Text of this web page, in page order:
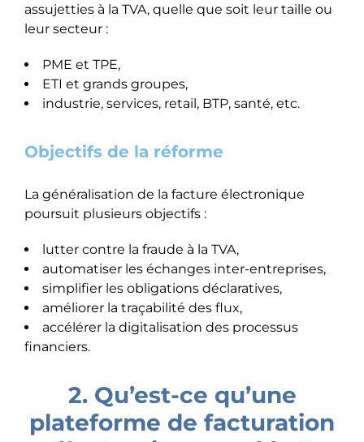
assujetties à la TVA, quelle que soit leur taille ou
leur secteur :
PME et TPE,
ETI et grands groupes,
industrie, services, retail, BTP, santé, etc.
Objectifs de la réforme
La généralisation de la facture électronique
poursuit plusieurs objectifs :
lutter contre la fraude à la TVA,
automatiser les échanges inter-entreprises,
simplifier les obligations déclaratives,
améliorer la traçabilité des flux,
accélérer la digitalisation des processus
financiers.
2. Qu’est-ce qu’une
plateforme de facturation